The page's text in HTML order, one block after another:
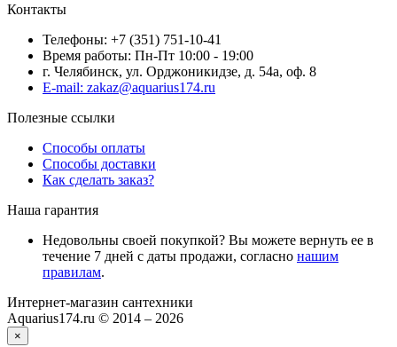
Контакты
Телефоны: +7 (351) 751-10-41
Время работы: Пн-Пт 10:00 - 19:00
г. Челябинск, ул. Орджоникидзе, д. 54а, оф. 8
E-mail: zakaz@aquarius174.ru
Полезные ссылки
Способы оплаты
Способы доставки
Как сделать заказ?
Наша гарантия
Недовольны своей покупкой? Вы можете вернуть ее в
течение 7 дней с даты продажи, согласно нашим
правилам.
Интернет-магазин сантехники
Aquarius174.ru © 2014 – 2026
×